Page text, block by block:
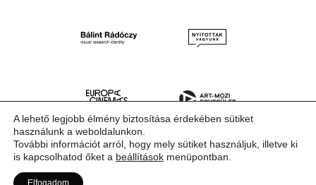
A lehető legjobb élmény biztosítása érdekében sütiket
használunk a weboldalunkon.
További információt arról, hogy mely sütiket használjuk, illetve ki
is kapcsolhatod őket a beállítások menüpontban.
Elfogadom